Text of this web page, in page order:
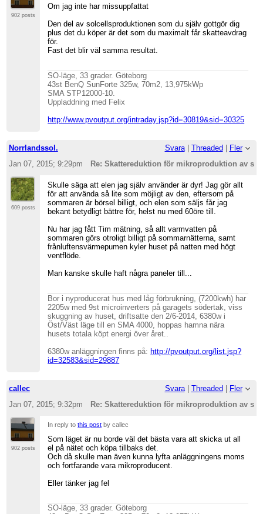
902 posts
Om jag inte har missuppfattat
Den del av solcellsproduktionen som du själv gottgör dig
plus det du köper är det som du maximalt får skatteavdrag
för.
Fast det blir väl samma resultat.
SO-läge, 33 grader. Göteborg
43st BenQ SunForte 325w, 70m2, 13,975kWp
SMA STP12000-10.
Uppladdning med Felix
http://www.pvoutput.org/intraday.jsp?id=30819&sid=30325
Norrlandssol. Svara| Threaded
Fler
Jan 07, 2015; 9:29pm
Re: Skattereduktion för mikroproduktion av
609 posts
Skulle säga att elen jag själv använder är dyr! Jag gör allt
för att använda så lite som möjligt av den, eftersom på
sommaren är börsel billigt, och elen som säljs får jag
bekant betydligt bättre för, helst nu med 60öre till.
Nu har jag fått Tim mätning, så allt varmvatten på
sommaren görs otroligt billigt på sommarnätterna, samt
frånluftensvärmepumen kyler huset på natten med högt
ventflöde.
Man kanske skulle haft några paneler till...
Bor i nyproducerat hus med låg förbrukning, (7200kwh) har
2205w med 9st microinverters på garagets södertak, viss
skuggning av huset, driftsatte den 2/6-2014, 6380w i
Öst/Väst läge till en SMA 4000, hoppas hamna nära
husets totala köpt energi över året..
6380w anläggningen finns på: http://pvoutput.org/list.jsp?
id=32583&sid=29887
callec Svara| Threaded
Fler
Jan 07, 2015; 9:32pm
Re: Skattereduktion för mikroproduktion av
902 posts
In reply tothis post by callec
Som läget är nu borde väl det bästa vara att skicka ut all
el på nätet och köpa tillbaks det.
Och då skulle man även kunna lyfta anläggningens moms
och fortfarande vara mikroproducent.
Eller tänker jag fel
SO-läge, 33 grader. Göteborg